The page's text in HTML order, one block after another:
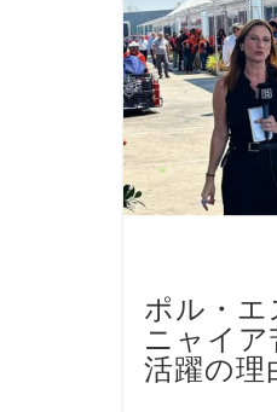
ポル・
ニャイ
活躍の理